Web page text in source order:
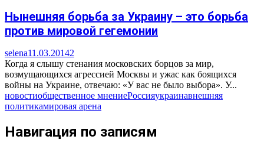
Нынешняя борьба за Украину – это борьба
против мировой гегемонии
selena11.03.20142
Когда я слышу стенания московских борцов за мир,
возмущающихся агрессией Москвы и ужас как боящихся
войны на Украине, отвечаю: «У вас не было выбора». У...
новостиобщественное мнениеРоссияукраинавнешняя
политикамировая арена
Навигация по записям